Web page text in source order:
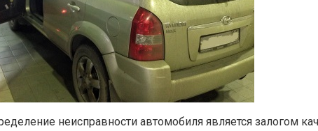
неисправности автомобиля является залогом